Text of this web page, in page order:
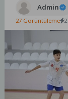
Admin
27 Görüntüleme 2